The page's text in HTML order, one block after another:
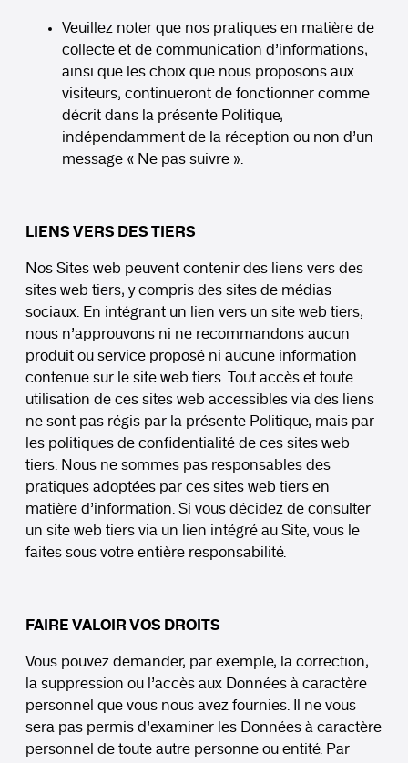
Veuillez noter que nos pratiques en matière de
collecte et de communication d’informations,
ainsi que les choix que nous proposons aux
visiteurs, continueront de fonctionner comme
décrit dans la présente Politique,
indépendamment de la réception ou non d’un
message « Ne pas suivre ».
LIENS VERS DES TIERS
Nos Sites web peuvent contenir des liens vers des
sites web tiers, y compris des sites de médias
sociaux. En intégrant un lien vers un site web tiers,
nous n’approuvons ni ne recommandons aucun
produit ou service proposé ni aucune information
contenue sur le site web tiers. Tout accès et toute
utilisation de ces sites web accessibles via des liens
ne sont pas régis par la présente Politique, mais par
les politiques de confidentialité de ces sites web
tiers. Nous ne sommes pas responsables des
pratiques adoptées par ces sites web tiers en
matière d’information. Si vous décidez de consulter
un site web tiers via un lien intégré au Site, vous le
faites sous votre entière responsabilité.
FAIRE VALOIR VOS DROITS
Vous pouvez demander, par exemple, la correction,
la suppression ou l’accès aux Données à caractère
personnel que vous nous avez fournies. Il ne vous
sera pas permis d’examiner les Données à caractère
personnel de toute autre personne ou entité. Par